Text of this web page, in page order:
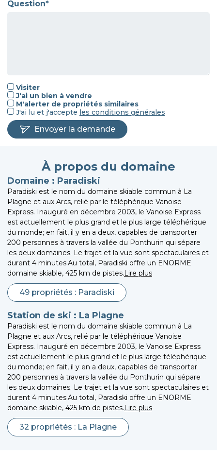
Question*
Visiter
J'ai un bien à vendre
M'alerter de propriétés similaires
J'ai lu et j'accepte les conditions générales
Envoyer la demande
À propos du domaine
Domaine : Paradiski
Paradiski est le nom du domaine skiable commun à La
Plagne et aux Arcs, relié par le téléphérique Vanoise
Express. Inauguré en décembre 2003, le Vanoise Express
est actuellement le plus grand et le plus large téléphérique
du monde; en fait, il y en a deux, capables de transporter
200 personnes à travers la vallée du Ponthurin qui sépare
les deux domaines. Le trajet et la vue sont spectaculaires et
durent 4 minutes.Au total, Paradiski offre un ENORME
domaine skiable, 425 km de pistes.Lire plus
49 propriétés : Paradiski
Station de ski : La Plagne
Paradiski est le nom du domaine skiable commun à La
Plagne et aux Arcs, relié par le téléphérique Vanoise
Express. Inauguré en décembre 2003, le Vanoise Express
est actuellement le plus grand et le plus large téléphérique
du monde; en fait, il y en a deux, capables de transporter
200 personnes à travers la vallée du Ponthurin qui sépare
les deux domaines. Le trajet et la vue sont spectaculaires et
durent 4 minutes.Au total, Paradiski offre un ENORME
domaine skiable, 425 km de pistes.Lire plus
32 propriétés : La Plagne